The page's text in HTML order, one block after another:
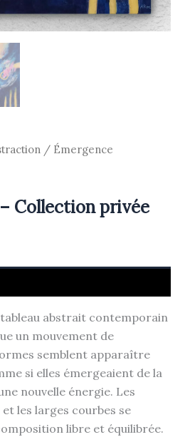
/ Émergence
Collection privée
abstrait contemporain
un mouvement de
semblent apparaître
si elles émergeaient de la
nouvelle énergie. Les
les larges courbes se
libre et équilibrée.